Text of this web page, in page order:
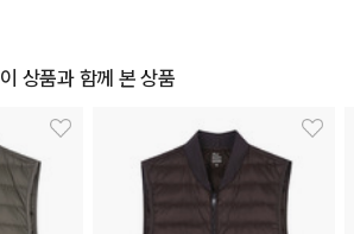
이 상품과 함께 본 상품